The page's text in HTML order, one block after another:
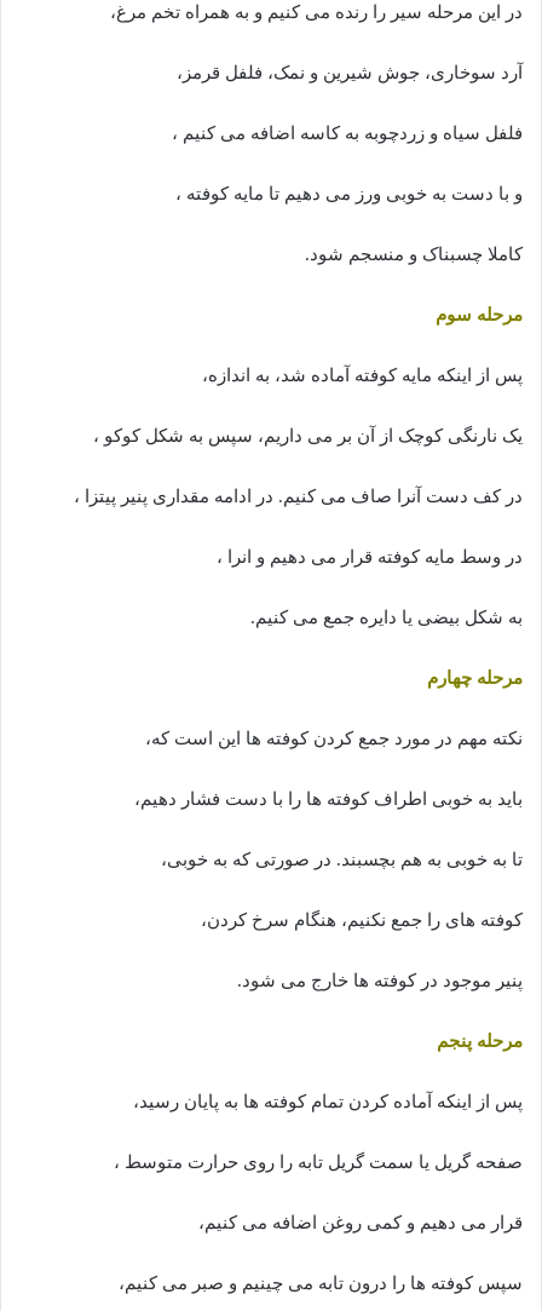
در این مرحله سیر را رنده می کنیم و به همراه تخم مرغ،
آرد سوخاری، جوش شیرین و نمک، فلفل قرمز،
فلفل سیاه و زردچوبه به کاسه اضافه می کنیم ،
و با دست به خوبی ورز می دهیم تا مایه کوفته ،
کاملا چسبناک و منسجم شود.
مرحله سوم
پس از اینکه مایه کوفته آماده شد، به اندازه،
یک نارنگی کوچک از آن بر می داریم، سپس به شکل کوکو ،
در کف دست آنرا صاف می کنیم. در ادامه مقداری پنیر پیتزا ،
در وسط مایه کوفته قرار می دهیم و انرا ،
به شکل بیضی یا دایره جمع می کنیم.
مرحله چهارم
نکته مهم در مورد جمع کردن کوفته ها این است که،
باید به خوبی اطراف کوفته ها را با دست فشار دهیم،
تا به خوبی به هم بچسبند. در صورتی که به خوبی،
کوفته های را جمع نکنیم، هنگام سرخ کردن،
پنیر موجود در کوفته ها خارج می شود.
مرحله پنجم
پس از اینکه آماده کردن تمام کوفته ها به پایان رسید،
صفحه گریل یا سمت گریل تابه را روی حرارت متوسط ،
قرار می دهیم و کمی روغن اضافه می کنیم،
سپس کوفته ها را درون تابه می چینیم و صبر می کنیم،